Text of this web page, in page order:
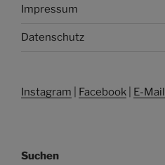
Impressum
Datenschutz
Instagram Facebook E-Mail
Suchen